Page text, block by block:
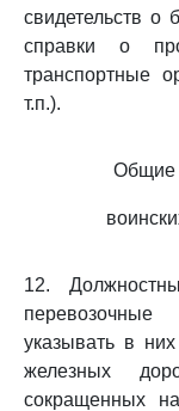
свидетельств о
справки о
транспортные
т.п.).
Общие
12.
указывать в
железных
сокращенных